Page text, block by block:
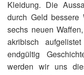
Kleidung. Die
durch Geld bessere
sechs neuen
akribisch
endgültig
werden wir uns